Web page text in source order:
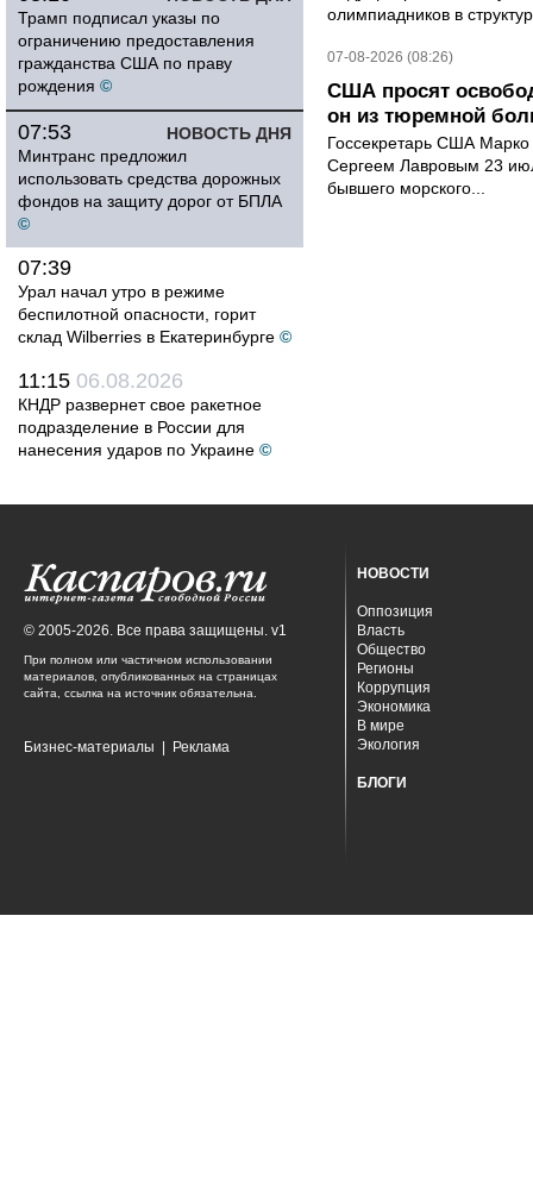
Трамп подписал указы по
ограничению предоставления
гражданства США по праву
рождения ©
НОВОСТЬ ДНЯ
07:53
Минтранс предложил
использовать средства дорожных
фондов на защиту дорог от БПЛА
©
07:39
Урал начал утро в режиме
беспилотной опасности, горит
склад Wilberries в Екатеринбурге ©
11:15 06.08.2026
КНДР развернет свое ракетное
подразделение в России для
нанесения ударов по Украине ©
олимпиадников в
07-08-2026 (08:26)
США просят
он из тюремной
Госсекретарь США
Сергеем Лавровым 23
бывшего морского...
© 2005-2026. Все права защищены. v1
При полном или частичном использовании
материалов, опубликованных на страницах
сайта, ссылка на источник обязательна.
Бизнес-материалы Реклама
НОВОСТИ
Оппозиция
Власть
Общество
Регионы
Коррупция
Экономика
В мире
Экология
БЛОГИ